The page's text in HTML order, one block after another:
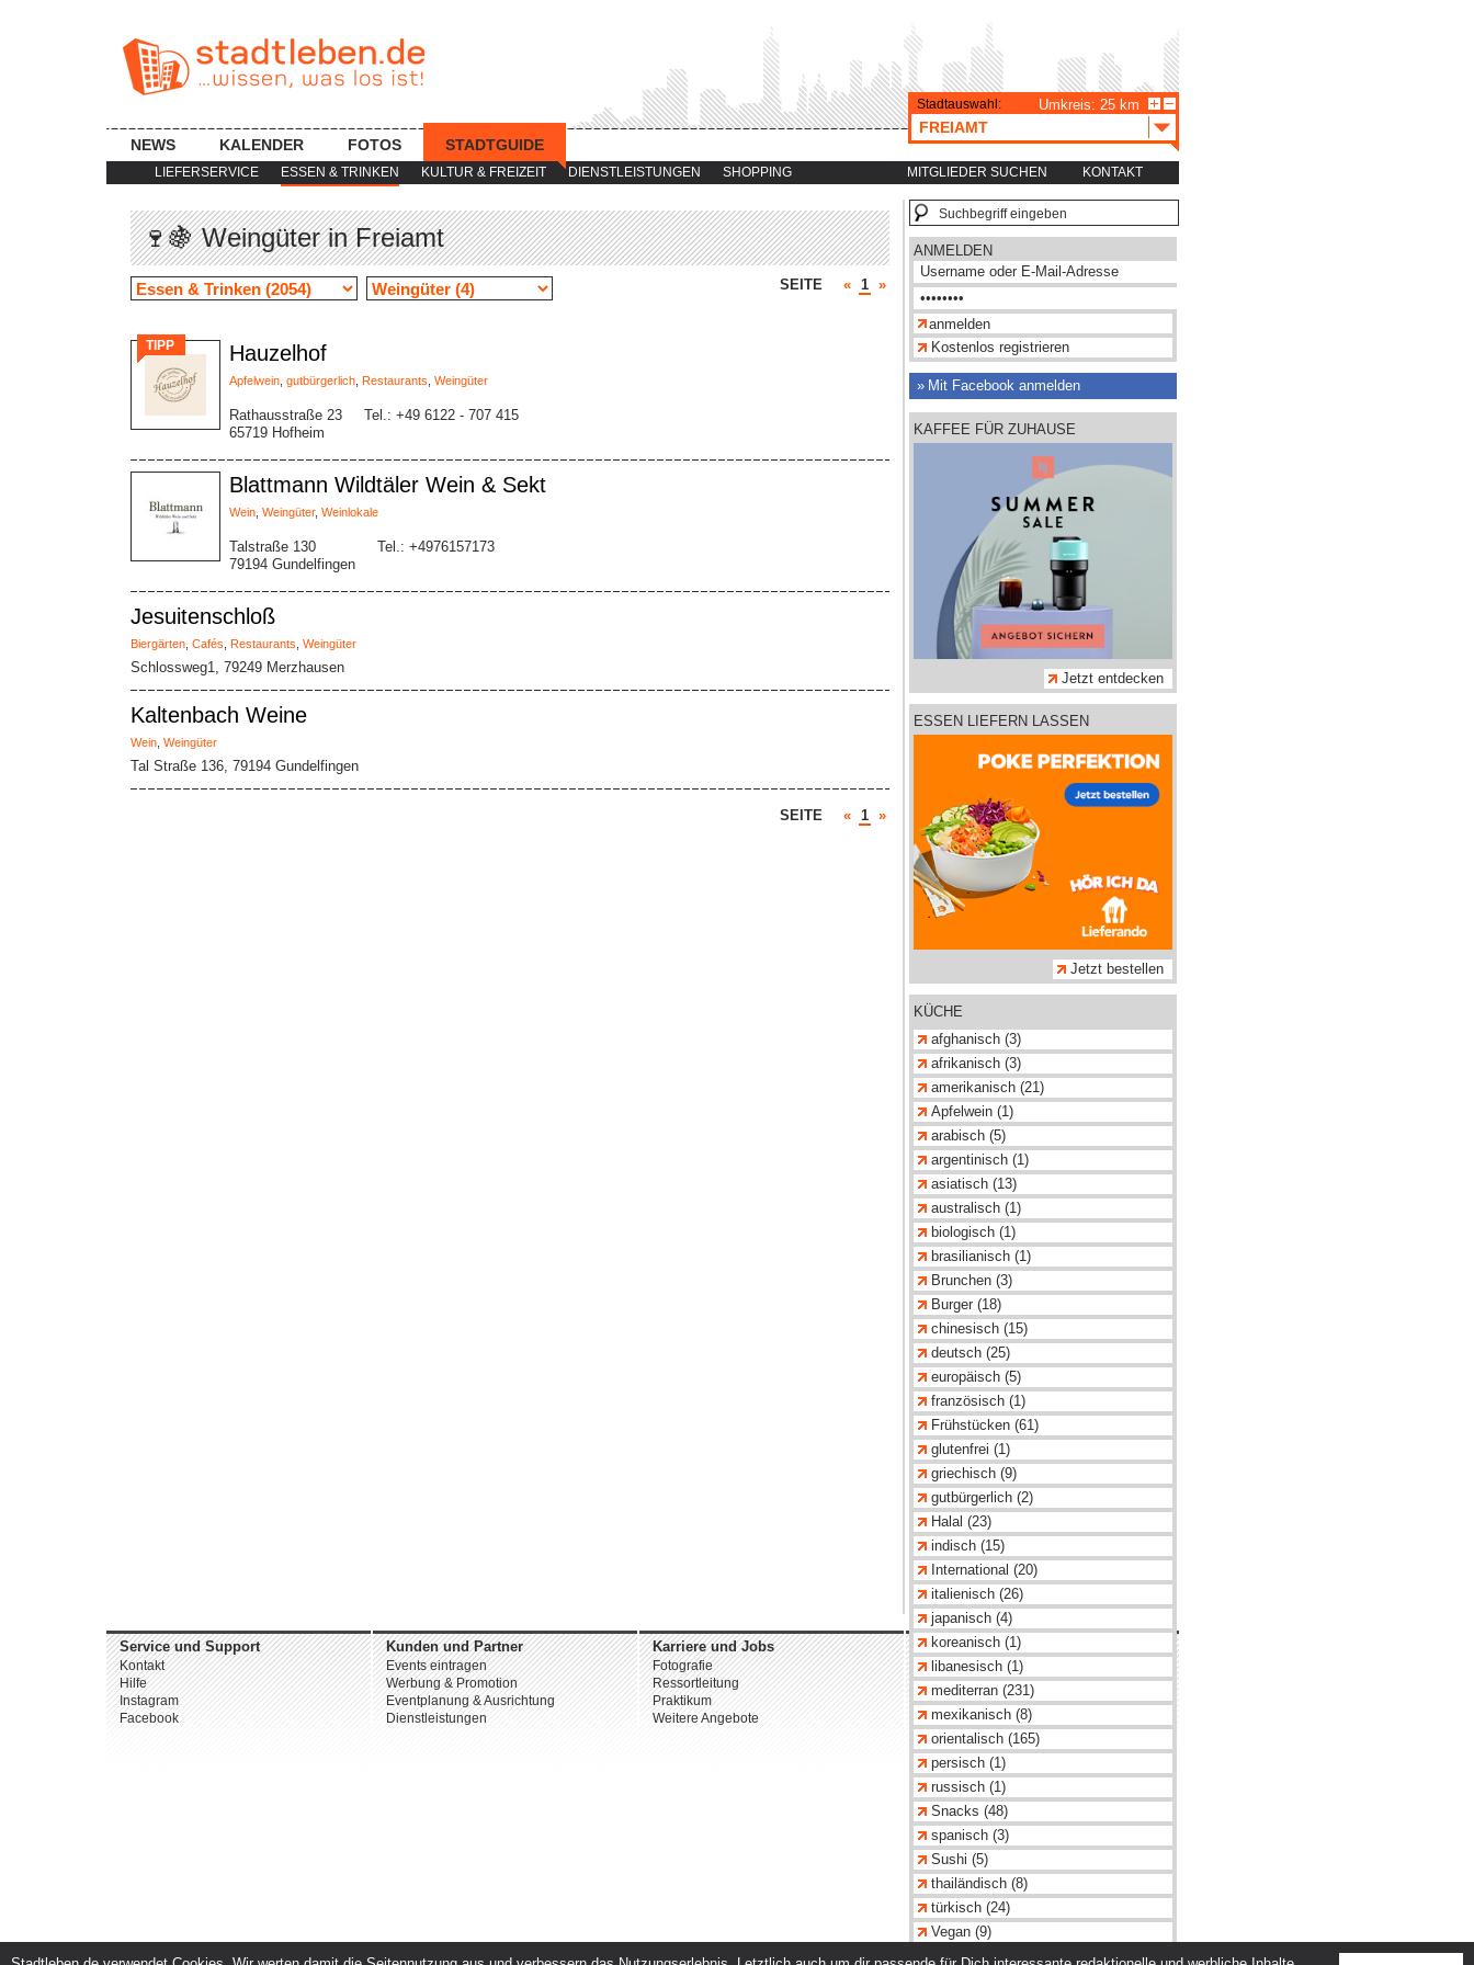
LIEFERSERVICE ESSEN & TRINKEN KULTUR & FREIZEIT DIENSTLEISTUNGEN SHOPPING MITGLIEDER SUCHEN KONTAKT
NEWS KALENDER FOTOS STADTGUIDE
Stadtauswahl: Umkreis: 25 km
FREIAMT
🍷🍇 Weingüter in Freiamt
SEITE « 1 »
TIPP Hauzelhof
Apfelwein gutbürgerlich Restaurants Weingüter
Rathausstraße 23
65719 Hofheim
Tel.: +49 6122 - 707 415
Blattmann Wildtäler Wein & Sekt
Wein Weingüter, Weinlokale
Talstraße 130
79194 Gundelfingen
Tel.: +4976157173
Jesuitenschloß
Biergärten Cafés Restaurants Weingüter
Schlossweg1, 79249 Merzhausen
Kaltenbach Weine
Wein Weingüter
Tal Straße 136, 79194 Gundelfingen
SEITE « 1 »
ANMELDEN
Kostenlos registrieren
Mit Facebook anmelden
KAFFEE FÜR ZUHAUSE
Jetzt entdecken
ESSEN LIEFERN LASSEN
Jetzt bestellen
KÜCHE
afghanisch (3)
afrikanisch (3)
amerikanisch (21)
Apfelwein (1)
arabisch (5)
argentinisch (1)
asiatisch (13)
australisch (1)
biologisch (1)
brasilianisch (1)
Brunchen (3)
Burger (18)
chinesisch (15)
deutsch (25)
europäisch (5)
französisch (1)
Frühstücken (61)
glutenfrei (1)
griechisch (9)
gutbürgerlich (2)
Halal (23)
indisch (15)
International (20)
italienisch (26)
japanisch (4)
koreanisch (1)
libanesisch (1)
mediterran (231)
mexikanisch (8)
orientalisch (165)
persisch (1)
russisch (1)
Snacks (48)
spanisch (3)
Sushi (5)
thailändisch (8)
türkisch (24)
Vegan (9)
vegetarisch (13)
Service und Support
Kontakt
Hilfe
Instagram
Facebook
Kunden und Partner
Events eintragen
Werbung & Promotion
Eventplanung & Ausrichtung
Dienstleistungen
Karriere und Jobs
Fotografie
Ressortleitung
Praktikum
Weitere Angebote
Unternehmen
Über uns
Datenschutz
AGB
Impressum
© 2026 stadtleben GmbH